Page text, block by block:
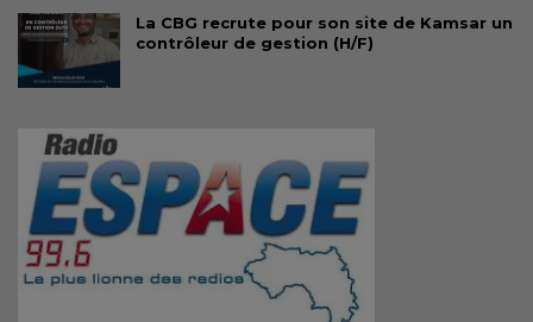
La CBG recrute pour son site de Kamsar un
contrôleur de gestion (H/F)